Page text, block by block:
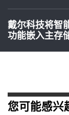
戴尔科技将智
功能嵌入主存
您可能感兴